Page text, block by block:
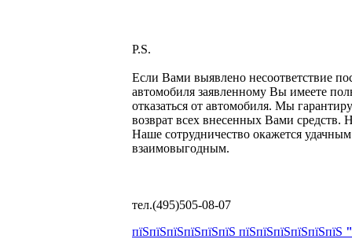
P.S.
Если Вами выявлено несоответствие
автомобиля заявленному Вы имеете
отказаться от автомобиля. Мы
возврат всех внесенных Вами средств.
Наше сотрудничество окажется
взаимовыгодным.
тел.(495)505-08-07
пїЅпїЅпїЅпїЅпїЅпїЅ пїЅпїЅпїЅпїЅпїЅпїЅ